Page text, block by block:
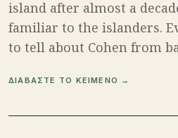
island after almost a
familiar to the islanders.
to tell about Cohen from
ΔΙΑΒΑΣΤΕ ΤΟ ΚΕΙΜΕΝΟ →